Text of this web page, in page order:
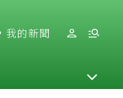
我的新聞